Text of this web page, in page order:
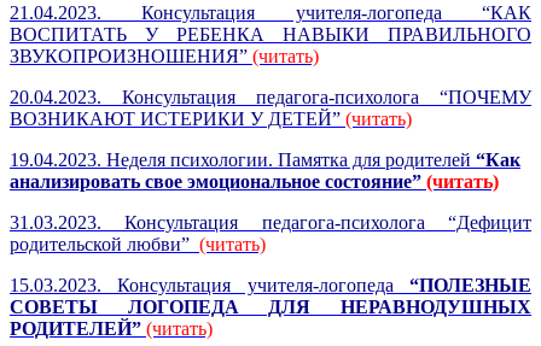
21.04.2023. Консультация учителя-логопеда “КАК
ВОСПИТАТЬ У РЕБЕНКА НАВЫКИ ПРАВИЛЬНОГО
ЗВУКОПРОИЗНОШЕНИЯ” (читать)
20.04.2023. Консультация педагога-психолога “ПОЧЕМУ
ВОЗНИКАЮТ ИСТЕРИКИ У ДЕТЕЙ” (читать)
19.04.2023. Неделя психологии. Памятка для родителей “Как
анализировать свое эмоциональное состояние” (читать)
31.03.2023. Консультация педагога-психолога “Дефицит
родительской любви” (читать)
15.03.2023. Консультация учителя-логопеда “ПОЛЕЗНЫЕ
СОВЕТЫ ЛОГОПЕДА ДЛЯ НЕРАВНОДУШНЫХ
РОДИТЕЛЕЙ” (читать)